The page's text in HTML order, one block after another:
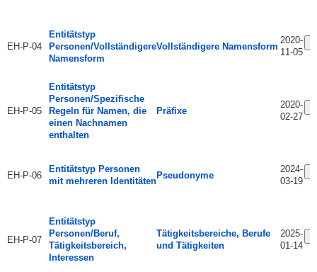
EH-P-04
Entitätstyp
Personen/Vollständigere
Namensform
Vollständigere Namensform
2020-
11-05
EH-P-05
Entitätstyp
Personen/Spezifische
Regeln für Namen, die
einen Nachnamen
enthalten
Präfixe
2020-
02-27
EH-P-06
Entitätstyp Personen
mit mehreren Identitäten
Pseudonyme
2024-
03-19
EH-P-07
Entitätstyp
Personen/Beruf,
Tätigkeitsbereich,
Interessen
Tätigkeitsbereiche, Berufe
und Tätigkeiten
2025-
01-14